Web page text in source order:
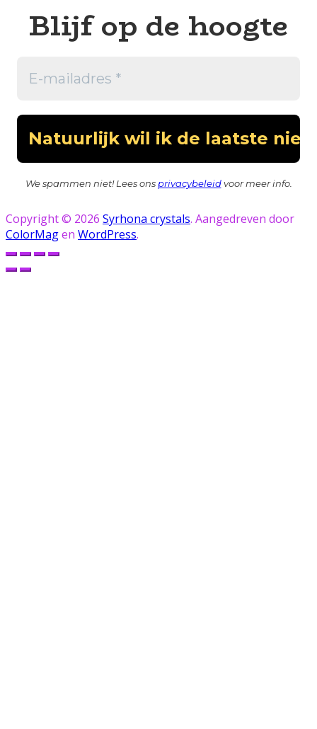
Blijf op de hoogte
We spammen niet! Lees onsprivacybeleidvoor meer info.
Copyright © 2026 Syrhona crystals. Aangedreven door
ColorMagen WordPress.